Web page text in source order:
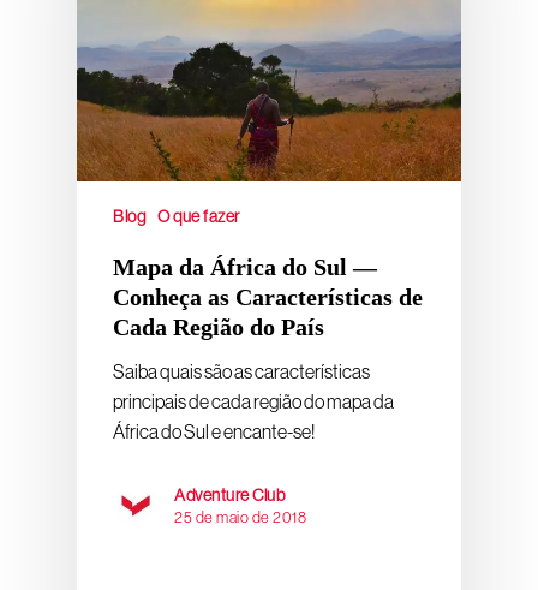
Blog O que fazer
Mapa da África do Sul —
Conheça as Características de
Cada Região do País
Saiba quais são as características
principais de cada região do mapa da
África do Sul e encante-se!
Adventure Club
25 de maio de 2018